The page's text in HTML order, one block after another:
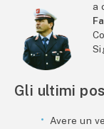
a
Gli ultimi
Avere un